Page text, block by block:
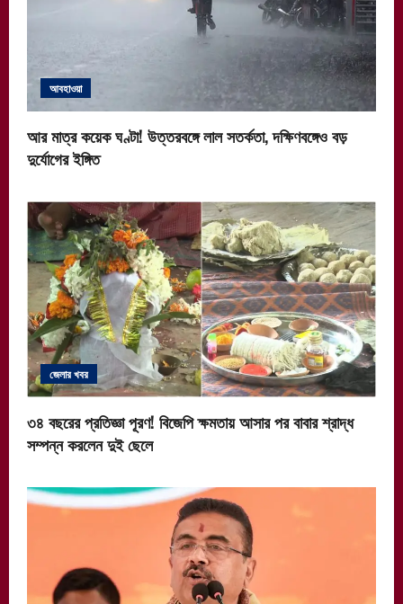
আবহাওয়া
আর মাত্র কয়েক ঘণ্টা! উত্তরবঙ্গে লাল সতর্কতা, দক্ষিণবঙ্গেও বড়
দুর্যোগের ইঙ্গিত
জেলার খবর
৩৪ বছরের প্রতিজ্ঞা পূরণ! বিজেপি ক্ষমতায় আসার পর বাবার শ্রাদ্ধ
সম্পন্ন করলেন দুই ছেলে